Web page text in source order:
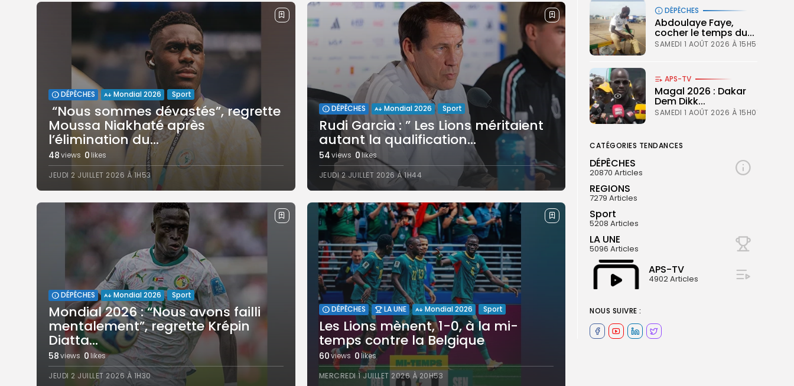
DÉPÊCHES Mondial 2026 Sport
‎ “Nous sommes dévastés”, regrette
Moussa Niakhaté après
l’élimination du...
48views 0 likes
JEUDI 2 JUILLET 2026 À 1H53
DÉPÊCHES Mondial 2026 Sport
‎Rudi Garcia : ” Les Lions méritaient
autant la qualification...
54views 0likes
JEUDI 2 JUILLET 2026 À 1H44
DÉPÊCHES Mondial 2026 Sport
‎Mondial 2026 : “Nous avons failli
mentalement”, regrette Krépin
Diatta...
58views 0 likes
JEUDI 2 JUILLET 2026 À 1H30
DÉPÊCHES LA UNE Mondial 2026 Sport
Les Lions mènent, 1-0, à la mi-
temps contre la Belgique
60views 0likes
MERCREDI 1 JUILLET 2026 À 20H53
DÉPÊCHES
Abdoulaye Faye,
cocher le temps du...
SAMEDI 1 AOÛT 2026 À 15H50
APS-TV
Magal 2026 : Dakar
Dem Dikk...
SAMEDI 1 AOÛT 2026 À 15H01
CATÉGORIES TENDANCES
DÉPÊCHES
20870 Articles
REGIONS
7279 Articles
Sport
5208 Articles
LA UNE
5096 Articles
APS-TV
4902 Articles
NOUS SUIVRE :